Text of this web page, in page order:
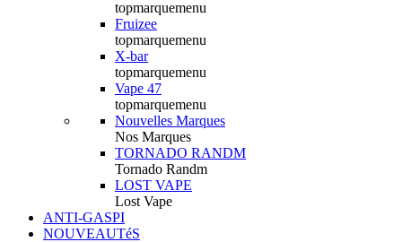
topmarquemenu
Fruizee
topmarquemenu
X-bar
topmarquemenu
Vape 47
topmarquemenu
Nouvelles Marques
Nos Marques
TORNADO RANDM
Tornado Randm
LOST VAPE
Lost Vape
ANTI-GASPI
NOUVEAUTéS